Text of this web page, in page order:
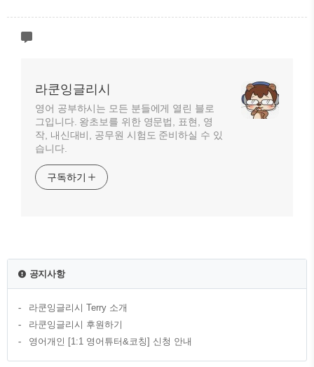
라쿤잉글리시
영어 공부하시는 모든 분들에게 열린 블로
그입니다. 왕초보를 위한 영문법, 표현, 영
작, 내신대비, 공무원 시험도 준비하실 수 있
습니다.
구독하기
공지사항
라쿤잉글리시 Terry 소개
라쿤잉글리시 후원하기
영어개인 [1:1 영어튜터&코칭] 신청 안내